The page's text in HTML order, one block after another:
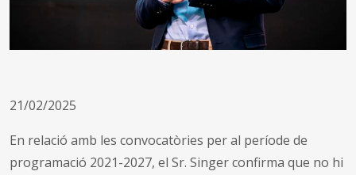
21/02/2025
En relació amb les convocatòries per al període de
programació 2021-2027, el Sr. Singer confirma que no hi